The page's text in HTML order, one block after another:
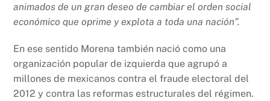
animados de un gran deseo de cambiar el orden social
económico que oprime y explota a toda una nación”.
En ese sentido Morena también nació como una
organización popular de izquierda que agrupó a
millones de mexicanos contra el fraude electoral del
2012 y contra las reformas estructurales del régimen.